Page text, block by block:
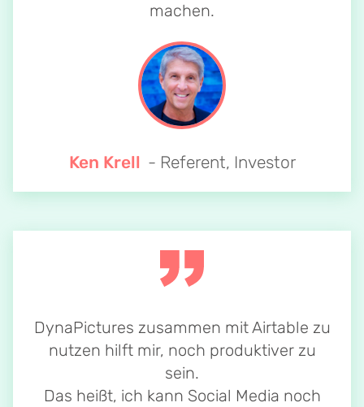
machen.
Ken Krell - Referent, Investor
DynaPictures zusammen mit Airtable zu
nutzen hilft mir, noch produktiver zu
sein.
Das heißt, ich kann Social Media noch